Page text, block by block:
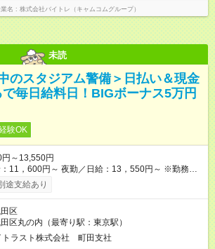
名 株式会社バイトレ（キャムコムグループ）
未読
のスタジアム警備＞日払い＆現金
毎日給料日！BIGボーナス5万円
験OK
～13,550円
11，600円～ 夜勤／日給：13，550円～ ※勤務数
の場合 日勤／日給：10，400円 夜勤／日給：12，
かせください♪ ■各種資格手当あり ■残業手当あり ■
く終わっても”全額”支給！ ・－・－・ ≪ 法定
途支給あり
区
区丸の内（最寄り駅：東京駅）
トラスト株式会社 町田支社